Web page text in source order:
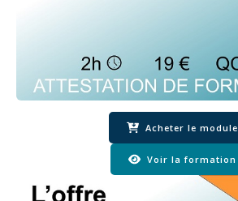
Acheter le module
Voir la formation